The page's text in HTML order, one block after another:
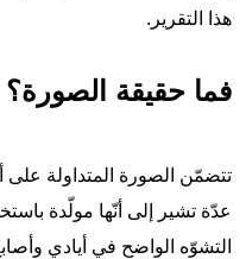
هذا التقرير.
فما حقيقة الصورة؟
تتضمّن الصورة المتداولة على
عدّة تشير إلى أنّها مولّدة
التشوّه الواضح في أيادي